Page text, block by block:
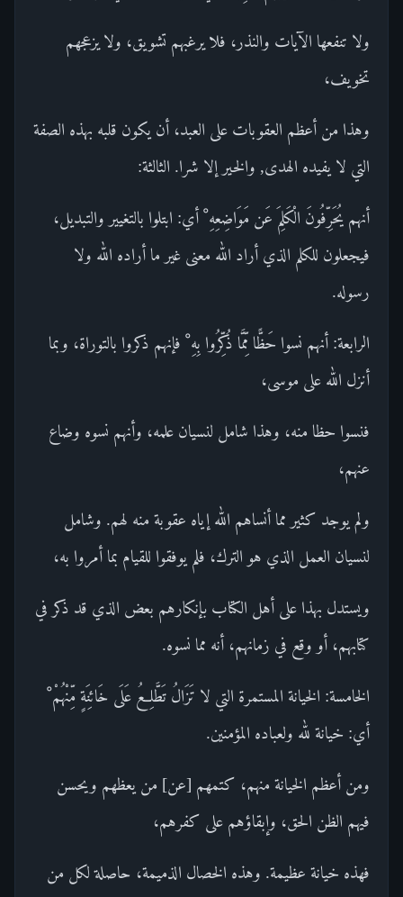
ولا تنفعها الآيات والنذر، فلا يرغبهم تشويق، ولا يزعجهم
تخويف،
وهذا من أعظم العقوبات على العبد، أن يكون قلبه بهذه الصفة
التي لا يفيده الهدى, والخير إلا شرا. الثالثة:
أنهم يُحَرِّفُونَ الْكَلِمَ عَن مَوَاضِعِهِ ْ أي: ابتلوا بالتغيير والتبديل،
فيجعلون للكلم الذي أراد الله معنى غير ما أراده الله ولا
رسوله.
الرابعة: أنهم نسوا حَظًّا مِّمَّا ذُكِّرُوا بِهِ ْ فإنهم ذكروا بالتوراة، وبما
أنزل الله على موسى،
فنسوا حظا منه، وهذا شامل لنسيان علمه، وأنهم نسوه وضاع
عنهم،
ولم يوجد كثير مما أنساهم الله إياه عقوبة منه لهم. وشامل
لنسيان العمل الذي هو الترك، فلم يوفقوا للقيام بما أمروا به،
ويستدل بهذا على أهل الكتاب بإنكارهم بعض الذي قد ذكر في
كتابهم، أو وقع في زمانهم، أنه مما نسوه.
الخامسة: الخيانة المستمرة التي لا تَزَالُ تَطَّلِعُ عَلَى خَائِنَةٍ مِّنْهُمْ ْ
أي: خيانة لله ولعباده المؤمنين.
ومن أعظم الخيانة منهم، كتمهم [عن] من يعظهم ويحسن
فيهم الظن الحق، وإبقاؤهم على كفرهم،
فهذه خيانة عظيمة. وهذه الخصال الذميمة، حاصلة لكل من